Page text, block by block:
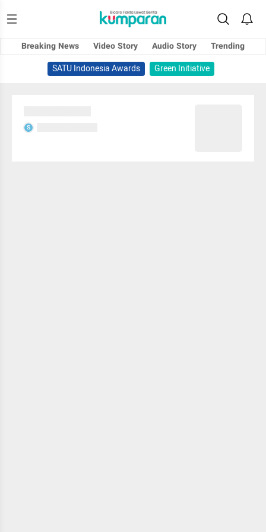
Breaking News Video Story Audio Story
Trending
SATU Indonesia Awards
Green Initiative
S